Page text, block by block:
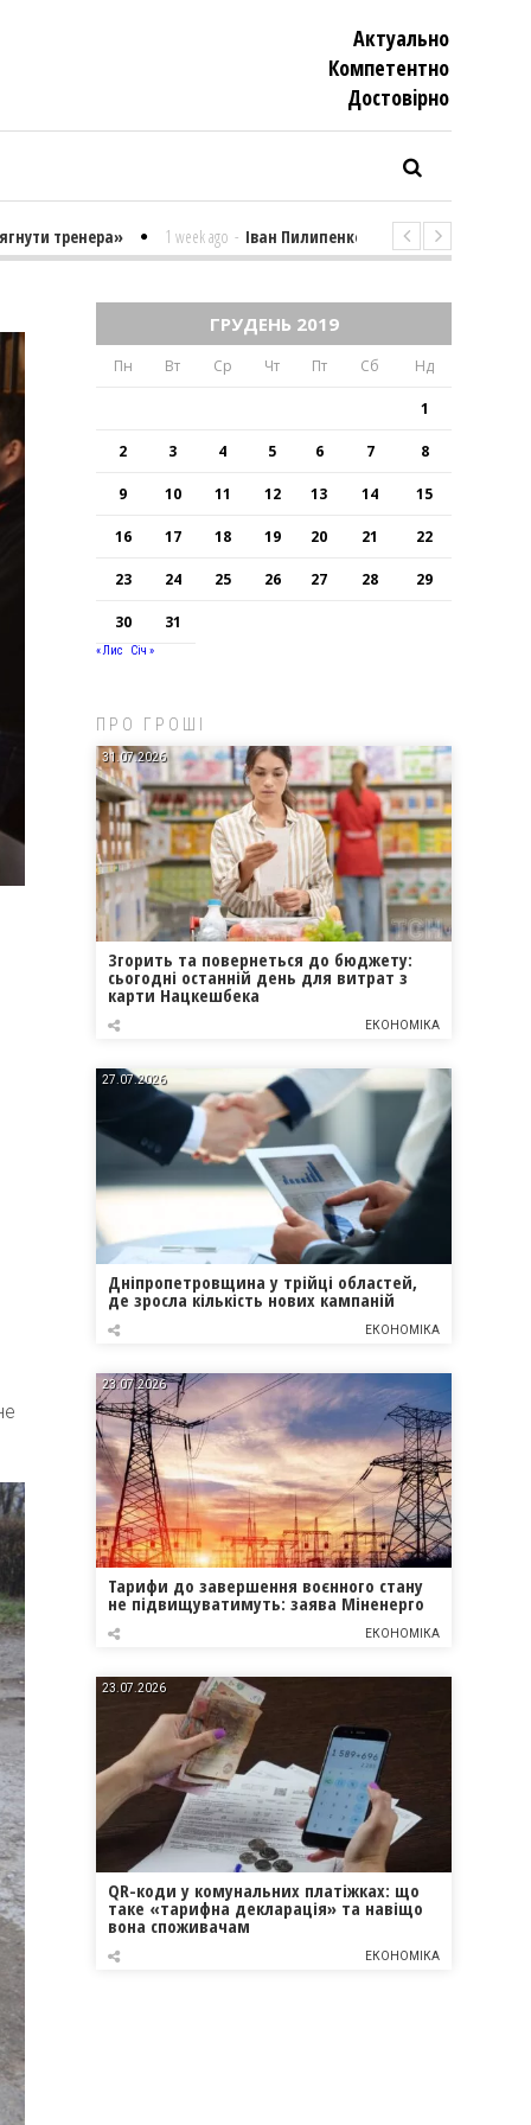
Актуально
Компетентно
Достовiрно
1 week ago - Іван Пилипенко «Найважчими є суто
ГРУДЕНЬ 2019
Пн Вт Ср Чт Пт Сб Нд
1
2 3 4 5 6 7 8
9 10 11 12 13 14 15
16 17 18 19 20 21 22
23 24 25 26 27 28 29
30 31
« Лис Січ »
ПРО ГРОШІ
31.07.2026
Згорить та повернеться до бюджету:
сьогодні останній день для витрат з
карти Нацкешбека
ЕКОНОМІКА
27.07.2026
Дніпропетровщина у трійці областей,
де зросла кількість нових кампаній
ЕКОНОМІКА
23.07.2026
Тарифи до завершення воєнного стану
не підвищуватимуть: заява Міненерго
ЕКОНОМІКА
23.07.2026
QR-коди у комунальних платіжках: що
таке «тарифна декларація» та навіщо
вона споживачам
ЕКОНОМІКА